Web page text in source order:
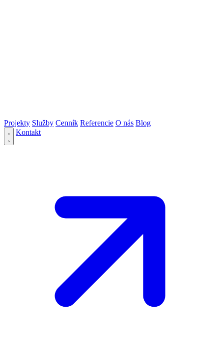
Projekty Služby Cenník Referencie O nás Blog
Kontakt